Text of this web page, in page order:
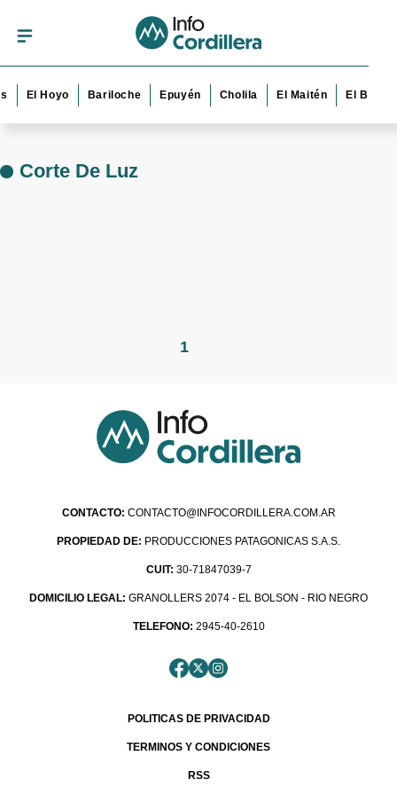
El Hoyo Bariloche Epuyén Cholila El Maitén El Bolsón
Corte De Luz
1
CONTACTO: CONTACTO@INFOCORDILLERA.COM.AR
PROPIEDAD DE: PRODUCCIONES PATAGONICAS S.A.S.
CUIT: 30-71847039-7
DOMICILIO LEGAL: GRANOLLERS 2074 - EL BOLSON - RIO NEGRO
TELEFONO: 2945-40-2610
POLITICAS DE PRIVACIDAD
TERMINOS Y CONDICIONES
RSS